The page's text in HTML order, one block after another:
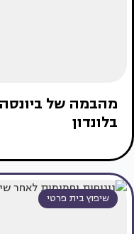
מהבמה של ביונסה
בלונדון
שיפוץ בית פרטי